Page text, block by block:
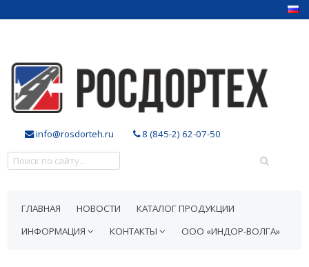
info@rosdorteh.ru 8 (845-2) 62-07-50
ГЛАВНАЯ НОВОСТИ
КАТАЛОГ ПРОДУКЦИИ
ИНФОРМАЦИЯ
КОНТАКТЫ ООО «ИНДОР-ВОЛГА»